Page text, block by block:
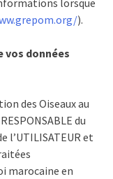
lorsque
).
vos données
des Oiseaux au
du
l’UTILISATEUR et
marocaine en